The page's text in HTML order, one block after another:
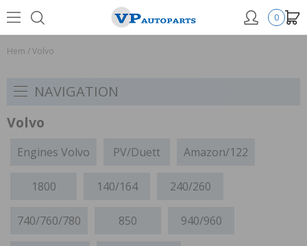
0
Hem /Volvo
NAVIGATION
Volvo
Engines Volvo PV/Duett Amazon/122
1800 140/164 240/260
740/760/780 850 940/960